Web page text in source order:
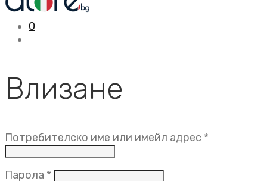
0
Влизане
Потребителско име или имейл адрес *
Парола * Задължително